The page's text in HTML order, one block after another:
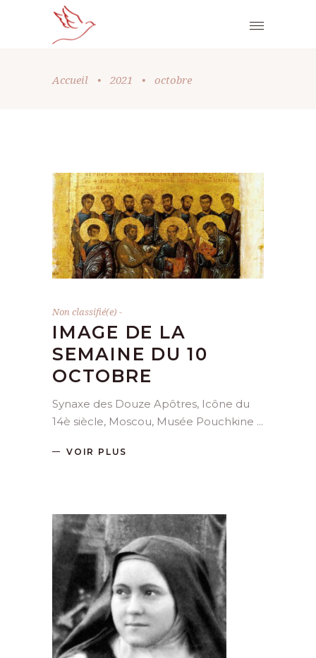
Accueil • 2021 • octobre
Non classifié(e)
IMAGE DE LA
SEMAINE DU 10
OCTOBRE
Synaxe des Douze Apôtres, Icône du
14è siècle, Moscou, Musée Pouchkine
VOIR PLUS